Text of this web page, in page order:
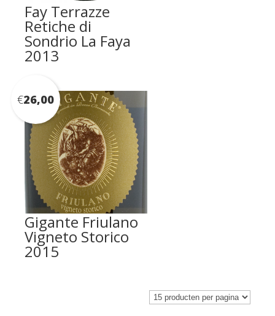
Fay Terrazze
Retiche di
Sondrio La Faya
2013
Gigante Friulano
Vigneto Storico
2015
€26,00